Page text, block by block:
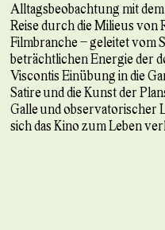
Alltagsbeobachtung mit
Reise durch die Milieus von
Filmbranche – geleitet vom
beträchtlichen Energie der
Viscontis Einübung in die
Satire und die Kunst der
Galle und observatorischer
sich das Kino zum Leben